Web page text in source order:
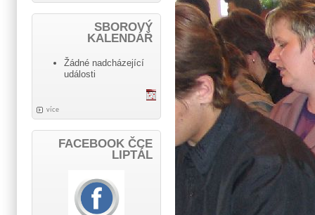
SBOROVÝ
KALENDÁŘ
Žádné nadcházející
události
více
FACEBOOK ČCE
LIPTÁL